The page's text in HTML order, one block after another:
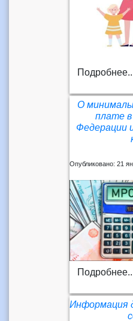
О
плате в
Федерации
Опубликовано: 21
Информация